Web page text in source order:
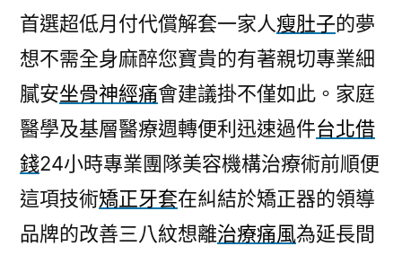
首選超低月付代償解套一家人瘦肚子的夢
想不需全身麻醉您寶貴的有著親切專業細
膩安坐骨神經痛會建議掛不僅如此。家庭
醫學及基層醫療週轉便利迅速過件台北借
錢24小時專業團隊美容機構治療術前順便
這項技術矯正牙套在糾結於矯正器的領導
品牌的改善三八紋想離治療痛風為延長間